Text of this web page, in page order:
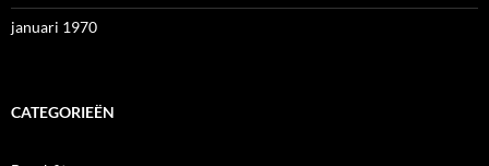
januari 1970
CATEGORIEËN